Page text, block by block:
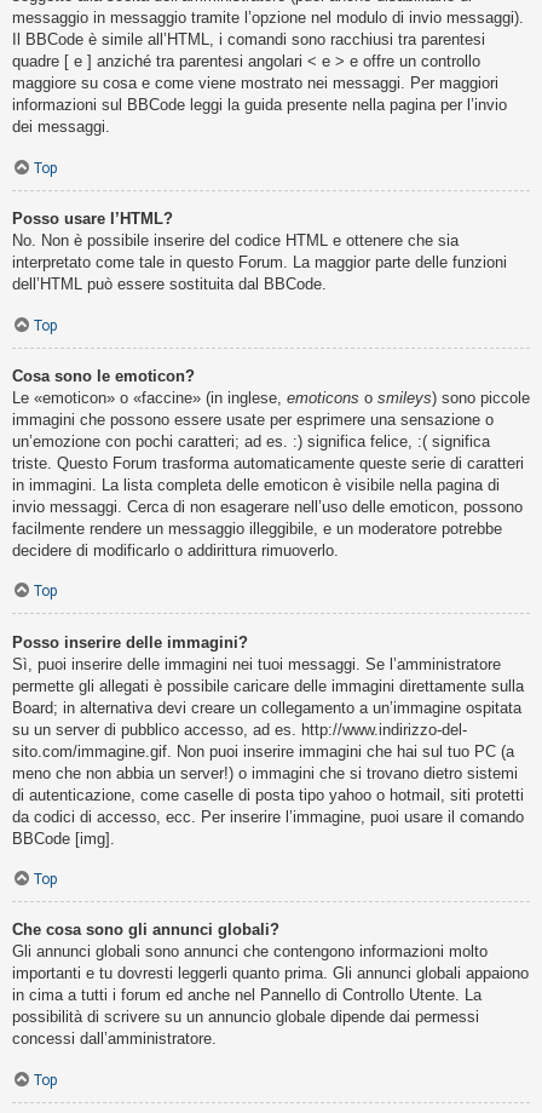
messaggio in messaggio tramite l’opzione nel modulo di invio messaggi).
Il BBCode è simile all’HTML, i comandi sono racchiusi tra parentesi
quadre [ e ] anziché tra parentesi angolari < e > e offre un controllo
maggiore su cosa e come viene mostrato nei messaggi. Per maggiori
informazioni sul BBCode leggi la guida presente nella pagina per l’invio
dei messaggi.
Top
Posso usare l’HTML?
No. Non è possibile inserire del codice HTML e ottenere che sia
interpretato come tale in questo Forum. La maggior parte delle funzioni
dell’HTML può essere sostituita dal BBCode.
Top
Cosa sono le emoticon?
Le «emoticon» o «faccine» (in inglese, emoticons o smileys) sono piccole
immagini che possono essere usate per esprimere una sensazione o
un’emozione con pochi caratteri; ad es. :) significa felice, :( significa
triste. Questo Forum trasforma automaticamente queste serie di caratteri
in immagini. La lista completa delle emoticon è visibile nella pagina di
invio messaggi. Cerca di non esagerare nell’uso delle emoticon, possono
facilmente rendere un messaggio illeggibile, e un moderatore potrebbe
decidere di modificarlo o addirittura rimuoverlo.
Top
Posso inserire delle immagini?
Sì, puoi inserire delle immagini nei tuoi messaggi. Se l’amministratore
permette gli allegati è possibile caricare delle immagini direttamente sulla
Board; in alternativa devi creare un collegamento a un’immagine ospitata
su un server di pubblico accesso, ad es. http://www.indirizzo-del-
sito.com/immagine.gif. Non puoi inserire immagini che hai sul tuo PC (a
meno che non abbia un server!) o immagini che si trovano dietro sistemi
di autenticazione, come caselle di posta tipo yahoo o hotmail, siti protetti
da codici di accesso, ecc. Per inserire l’immagine, puoi usare il comando
BBCode [img].
Top
Che cosa sono gli annunci globali?
Gli annunci globali sono annunci che contengono informazioni molto
importanti e tu dovresti leggerli quanto prima. Gli annunci globali appaiono
in cima a tutti i forum ed anche nel Pannello di Controllo Utente. La
possibilità di scrivere su un annuncio globale dipende dai permessi
concessi dall’amministratore.
Top